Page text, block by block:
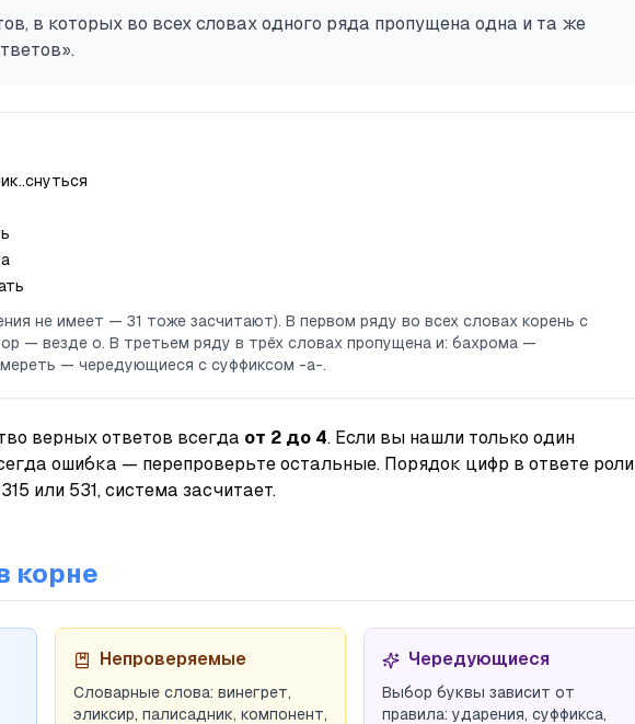
в которых во всех словах одного ряда пропущена одна и та же
не имеет — 31 тоже засчитают). В первом ряду во всех словах корень с
— везде о. В третьем ряду в трёх словах пропущена и: бахрома —
— чередующиеся с суффиксом -а-.
верных ответов всегда от 2 до 4. Если вы нашли только один
ошибка — перепроверьте остальные. Порядок цифр в ответе роли
315 или 531, система засчитает.
корне
Непроверяемые
Словарные слова: винегрет,
эликсир, палисадник, компонент,
Чередующиеся
Выбор буквы зависит от
правила: ударения, суффикса,